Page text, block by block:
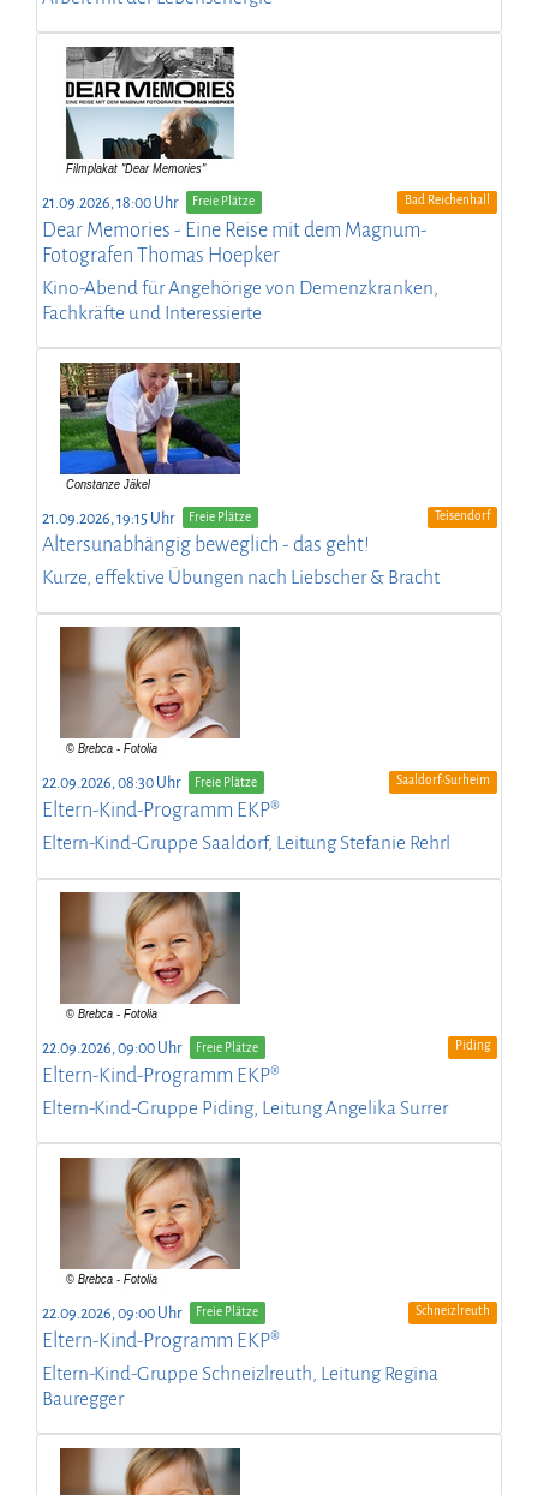
21.09.2026, 18:00 Uhr Freie Plätze Bad Reichenhall
Dear Memories - Eine Reise mit dem Magnum-
Fotografen Thomas Hoepker
Kino-Abend für Angehörige von Demenzkranken,
Fachkräfte und Interessierte
21.09.2026, 19:15 Uhr Freie Plätze Teisendorf
Altersunabhängig beweglich - das geht!
Kurze, effektive Übungen nach Liebscher & Bracht
22.09.2026, 08:30 Uhr Freie Plätze Saaldorf-Surheim
Eltern-Kind-Programm EKP®
Eltern-Kind-Gruppe Saaldorf, Leitung Stefanie Rehrl
22.09.2026, 09:00 Uhr Freie Plätze Piding
Eltern-Kind-Programm EKP®
Eltern-Kind-Gruppe Piding, Leitung Angelika Surrer
22.09.2026, 09:00 Uhr Freie Plätze Schneizlreuth
Eltern-Kind-Programm EKP®
Eltern-Kind-Gruppe Schneizlreuth, Leitung Regina
Bauregger